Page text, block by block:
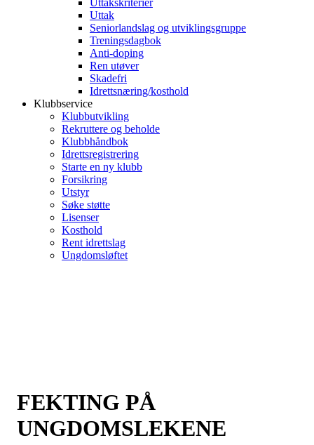
Uttak
Seniorlandslag og utviklingsgruppe
Treningsdagbok
Anti-doping
Ren utøver
Skadefri
Idrettsnæring/kosthold
Klubbservice
Klubbutvikling
Rekruttere og beholde
Klubbhåndbok
Idrettsregistrering
Starte en ny klubb
Forsikring
Utstyr
Søke støtte
Lisenser
Kosthold
Rent idrettslag
Ungdomsløftet
FEKTING PÅ
UNGDOMSLEKENE